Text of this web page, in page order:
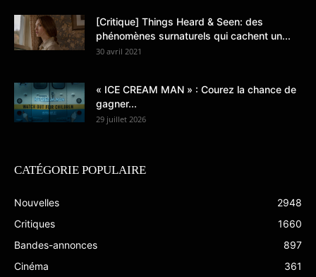
[Critique] Things Heard & Seen: des
phénomènes surnaturels qui cachent un...
30 avril 2021
« ICE CREAM MAN » : Courez la chance de
gagner...
29 juillet 2026
CATÉGORIE POPULAIRE
Nouvelles
2948
Critiques
1660
Bandes-annonces
897
Cinéma
361